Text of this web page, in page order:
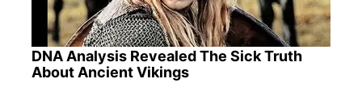
DNA Analysis Revealed The Sick Truth
About Ancient Vikings